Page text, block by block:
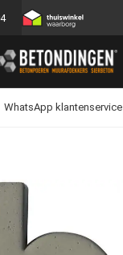
WhatsApp klantenservice